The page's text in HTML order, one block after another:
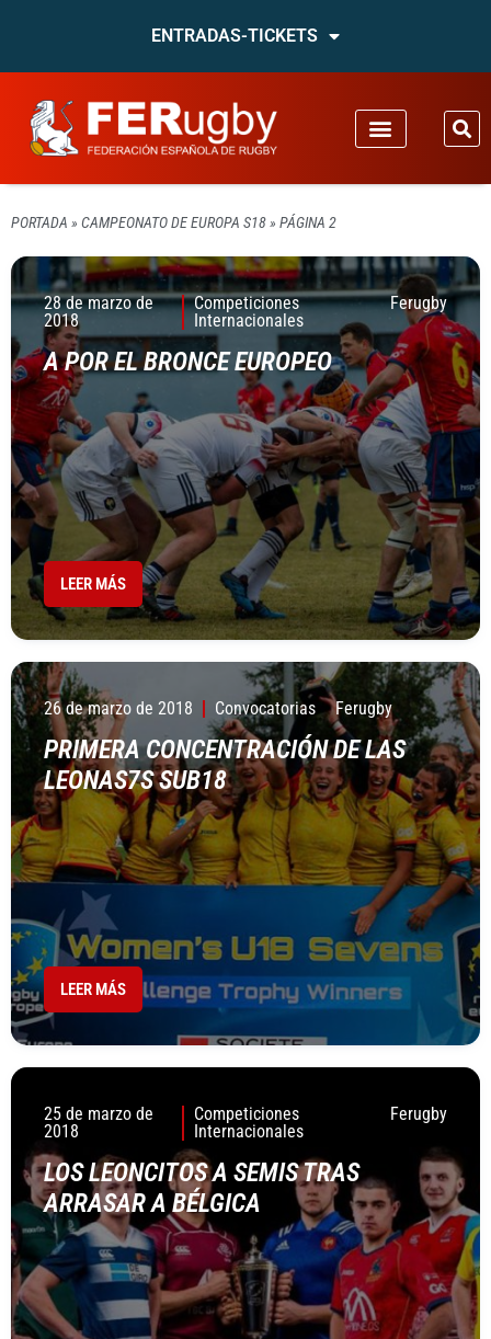
ENTRADAS-TICKETS
PORTADA » CAMPEONATO DE EUROPA S18» PÁGINA 2
28 de marzo de
2018
Competiciones
Internacionales
Ferugby
A POR EL BRONCE EUROPEO
LEER MÁS
26 de marzo de 2018 Convocatorias Ferugby
PRIMERA CONCENTRACIÓN DE LAS
LEONAS7S SUB18
LEER MÁS
25 de marzo de
2018
Competiciones
Internacionales
Ferugby
LOS LEONCITOS A SEMIS TRAS
ARRASAR A BÉLGICA